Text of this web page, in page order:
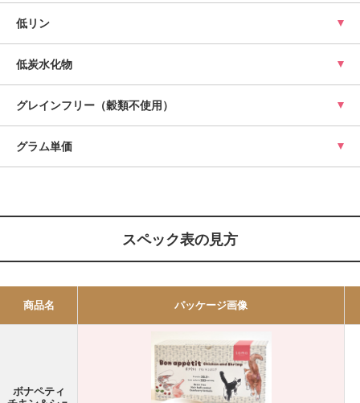
低リン
低炭水化物
グレインフリー（穀類不使用）
グラム単価
スペック表の見方
商品名 パッケージ画像
ボナペティ